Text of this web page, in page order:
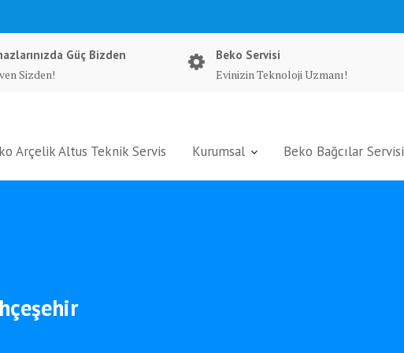
Güç Bizden
Sizden!
Beko Servisi
Evinizin Teknoloji Uzmanı!
Arçelik Altus Teknik Servis Kurumsal Beko Bağcılar Servisi